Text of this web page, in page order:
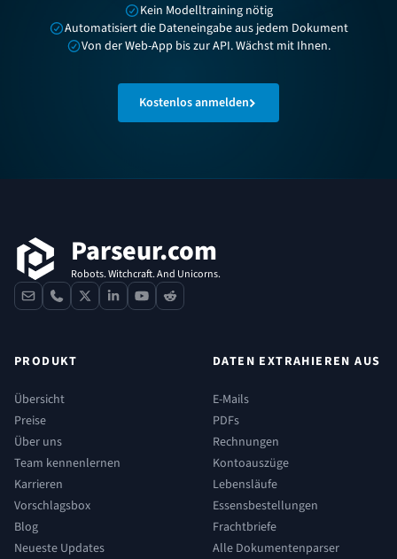
Kein Modelltraining nötig
Automatisiert die Dateneingabe aus jedem Dokument
Von der Web-App bis zur API. Wächst mit Ihnen.
Kostenlos anmelden
Parseur.com
Robots. Witchcraft. And Unicorns.
contactphone
x linkedinyoutube
reddit
PRODUKT
Übersicht
Preise
Über uns
Team kennenlernen
Karrieren
Vorschlagsbox
Blog
Neueste Updates
DATEN EXTRAHIEREN AUS
E-Mails
PDFs
Rechnungen
Kontoauszüge
Lebensläufe
Essensbestellungen
Frachtbriefe
Alle Dokumentenparser